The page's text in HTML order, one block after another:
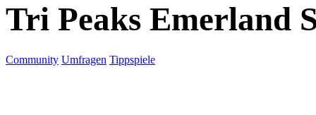
Tri Peaks Emerland
Community Umfragen Tippspiele